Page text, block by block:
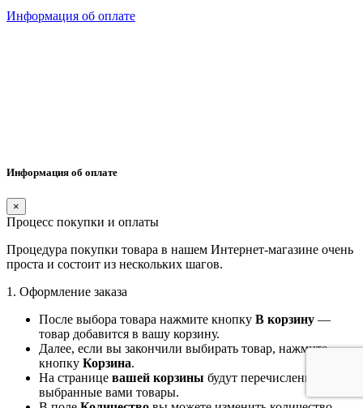
Информация об оплате
Информация об оплате
×
Процесс покупки и оплаты
Процедура покупки товара в нашем Интернет-магазине очень
проста и состоит из нескольких шагов.
1. Оформление заказа
После выбора товара нажмите кнопку В корзину —
товар добавится в вашу корзину.
Далее, если вы закончили выбирать товар, нажмите
кнопку Корзина.
На странице вашей корзины будут перечислены все
выбранные вами товары.